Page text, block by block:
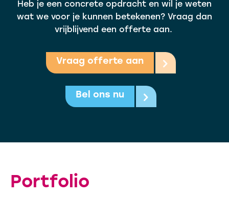
Heb je een concrete opdracht en wil je weten
wat we voor je kunnen betekenen? Vraag dan
vrijblijvend een offerte aan.
Vraag offerte aan
Bel ons nu
Portfolio